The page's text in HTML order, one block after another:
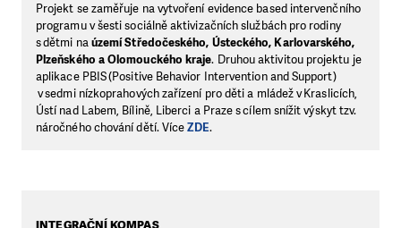
Projekt se zaměřuje na vytvoření evidence based intervenčního
programu v šesti sociálně aktivizačních službách pro rodiny
s dětmi naúzemí Středočeského, Ústeckého, Karlovarského,
Plzeňského a Olomouckého kraje. Druhou aktivitou projektu je
aplikace PBIS (Positive Behavior Intervention and Support)
v sedmi nízkoprahových zařízení pro děti a mládež v Kraslicích,
Ústí nad Labem, Bílině, Liberci a Praze s cílem snížit výskyt tzv.
náročného chování dětí. VíceZDE.